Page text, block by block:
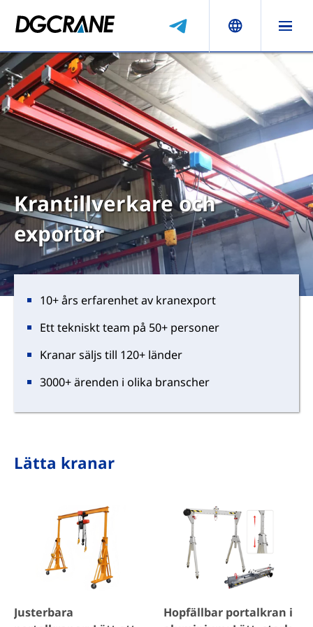
Krantillverkare och
exportör
10+ års erfarenhet av kranexport
Ett tekniskt team på 50+ personer
Kranar säljs till 120+ länder
3000+ ärenden i olika branscher
Lätta kranar
Justerbara
Hopfällbar portalkran i